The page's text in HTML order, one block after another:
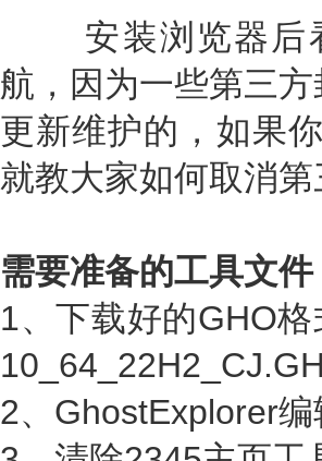
安装浏览器后看
航，因为一些第三
更新维护的，如果
就教大家如何取消
需要准备的工具文件
1、下载好的GHO
2、GhostExplorer编